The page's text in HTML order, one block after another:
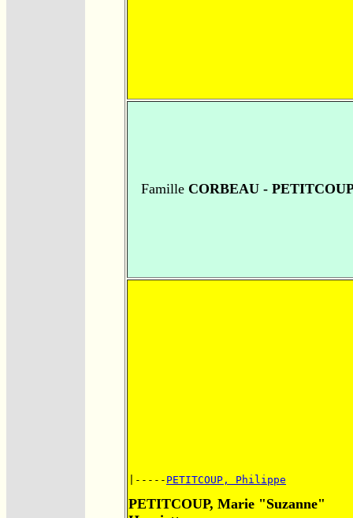
Famille CORBEAU -
|----- PETITCOUP, Philippe
PETITCOUP, Marie "Suzanne"